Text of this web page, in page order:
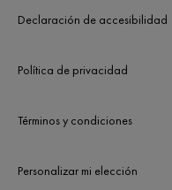
Declaración de accesibilidad
Política de privacidad
Términos y condiciones
Personalizar mi elección